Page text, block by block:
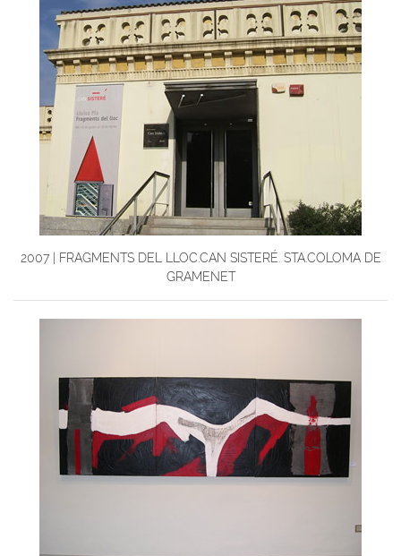
2007 | FRAGMENTS DEL LLOC.CAN SISTERÉ. STA.COLOMA DE
GRAMENET